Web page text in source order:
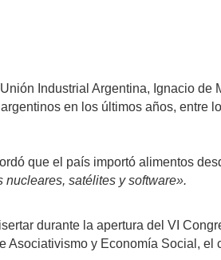
Industrial Argentina, Ignacio de
en los últimos años, entre
que el país importó alimentos
nucleares, satélites y software».
durante la apertura del VI
Asociativismo y Economía Social,